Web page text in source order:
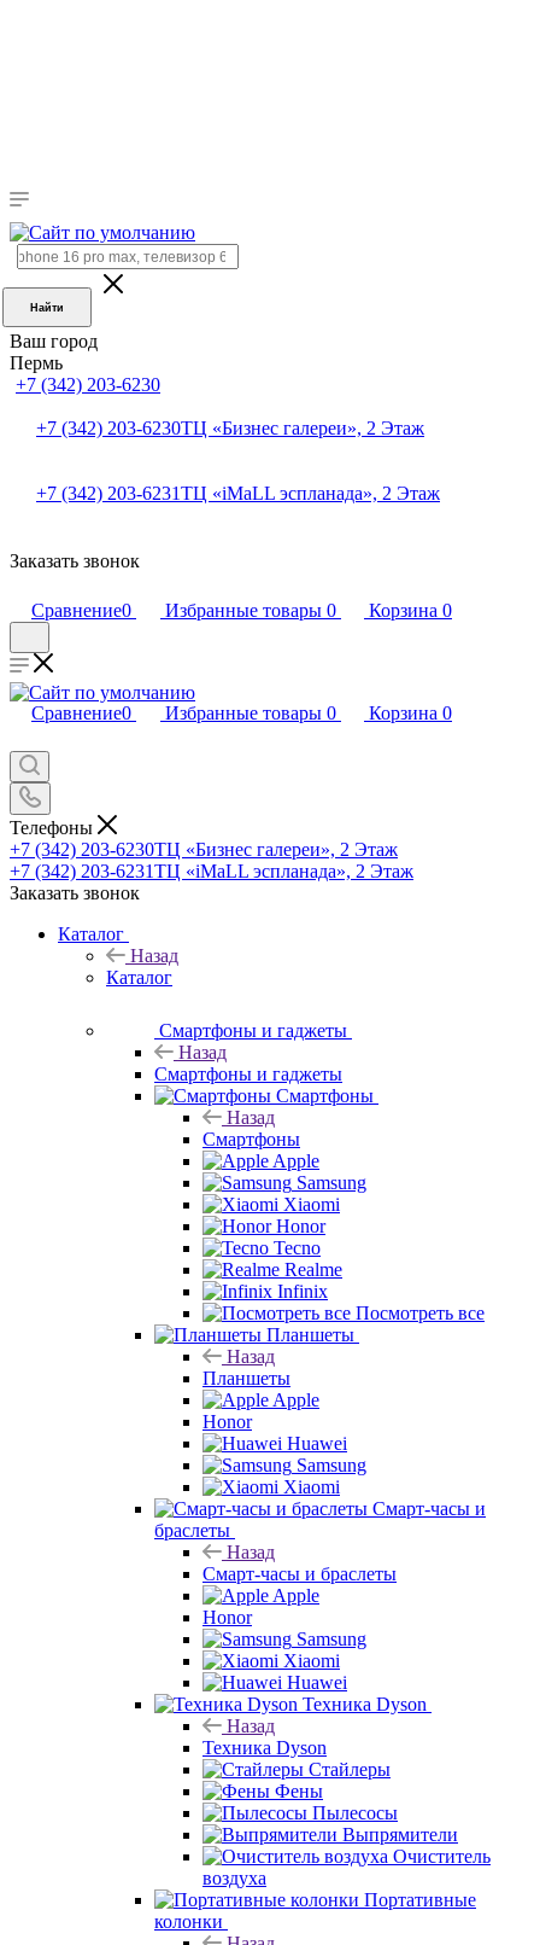
Найти
Ваш город
Пермь
+7 (342) 203-6230
+7 (342) 203-6230ТЦ «Бизнес галереи», 2 Этаж
+7 (342) 203-6231ТЦ «iMaLL эспланада», 2 Этаж
Заказать звонок
Сравнение0 Избранные товары 0 Корзина 0
Сравнение0 Избранные товары 0 Корзина 0
Телефоны
+7 (342) 203-6230ТЦ «Бизнес галереи», 2 Этаж
+7 (342) 203-6231ТЦ «iMaLL эспланада», 2 Этаж
Заказать звонок
Каталог
Назад
Каталог
Смартфоны и гаджеты
Назад
Смартфоны и гаджеты
Смартфоны
Назад
Смартфоны
Apple
Samsung
Xiaomi
Honor
Tecno
Realme
Infinix
Посмотреть все
Планшеты
Назад
Планшеты
Apple
Honor
Huawei
Samsung
Xiaomi
Смарт-часы и
браслеты
Назад
Смарт-часы и браслеты
Apple
Honor
Samsung
Xiaomi
Huawei
Техника Dyson
Назад
Техника Dyson
Стайлеры
Фены
Пылесосы
Выпрямители
Очиститель
воздуха
Портативные
колонки